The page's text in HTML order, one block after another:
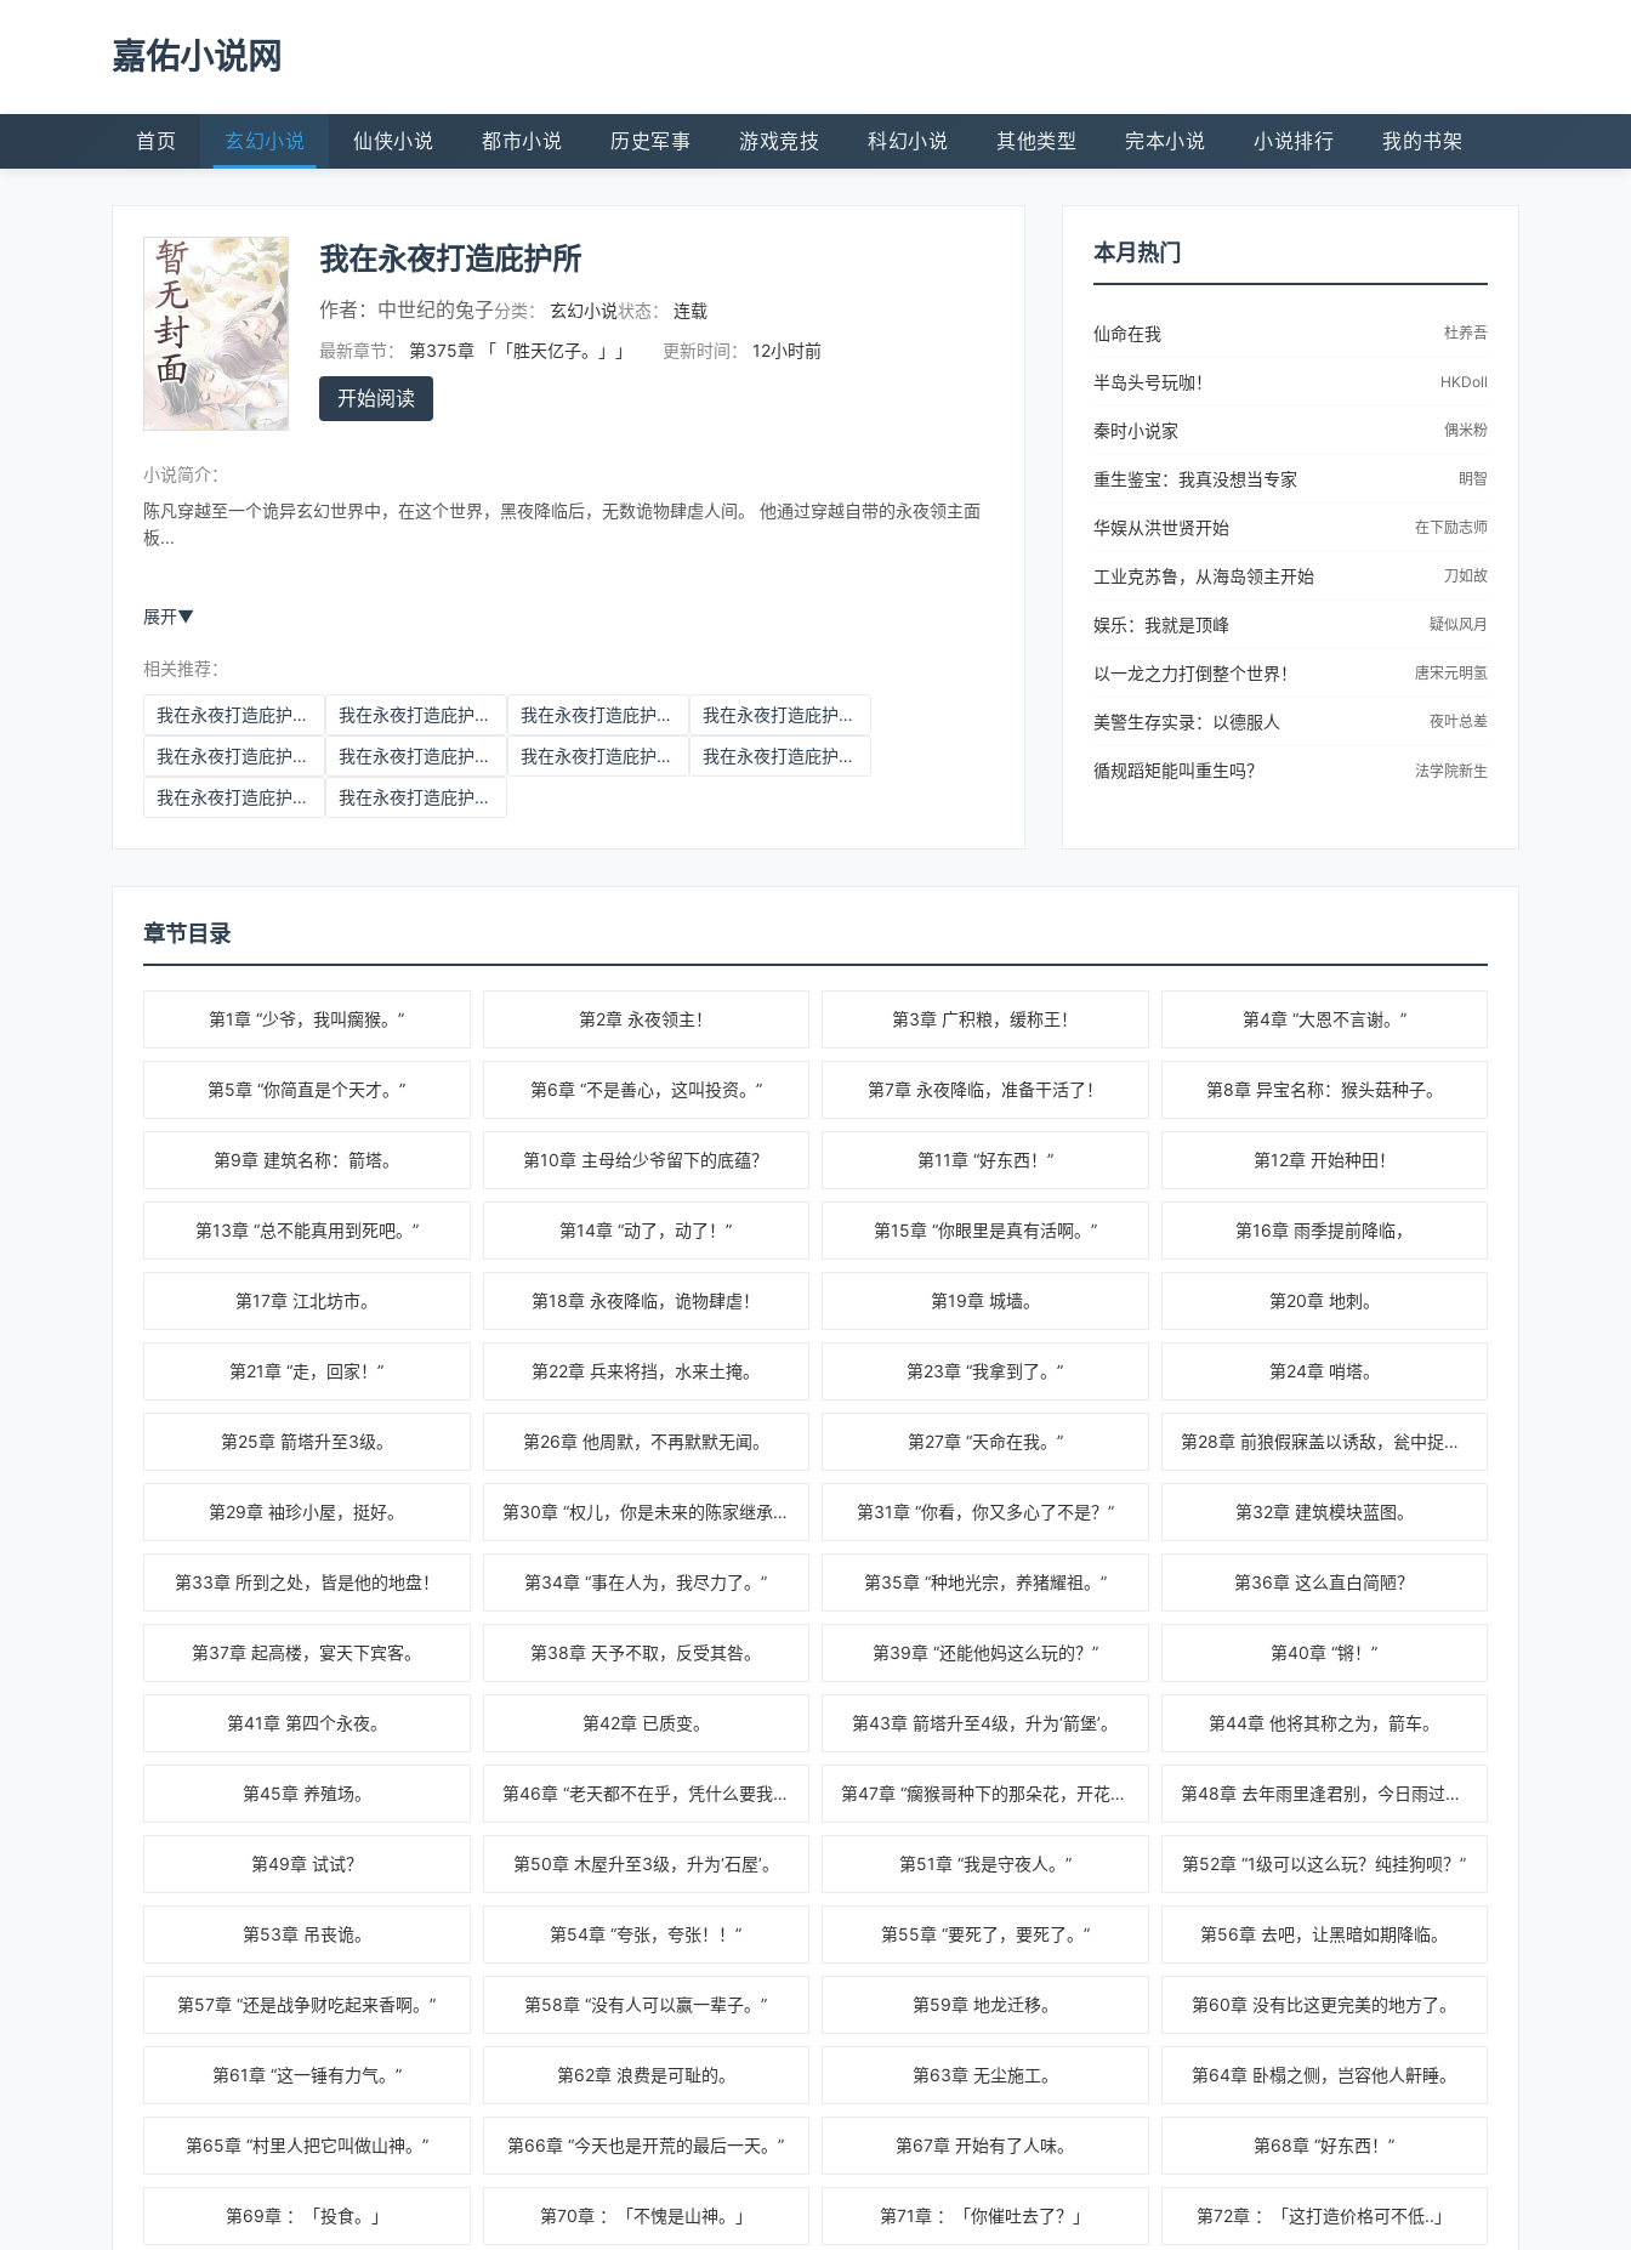
嘉佑小说网
首页 玄幻小说 仙侠小说 都市小说 历史军事 游戏竞技 科幻小说 其他类型 完本小说 小说排行 我的书架
我在永夜打造庇护所
作者： 中世纪的兔子分类： 玄幻小说状态：
连载
最新章节：
第375章 「「胜天亿子。」」 更新时间： 12小时前
开始阅读
小说简介：
陈凡穿越至一个诡异玄幻世界中，在这个世界，黑夜降临后，无数诡物肆虐人间。 他通过穿越自带的永夜领主面
板...
展开▼
相关推荐：
我在永夜打造庇护所下载 我在永夜打造庇护所百度网盘 我在永夜打造庇护所免费小说
我在永夜打造庇护所TXT免费全本下载
我在永夜打造庇护所txt百度云
我在永夜打造庇护所免费阅读在线阅读 我在永夜打造庇护所百度百科
我在永夜打造庇护所在线阅读免费完整版
我在永夜打造庇护所笔趣阁
我在永夜打造庇护所小说免费阅读
本月热门
仙命在我 杜养吾
半岛头号玩咖！ HKDoll
秦时小说家 偶米粉
重生鉴宝：我真没想当专家 眀智
华娱从洪世贤开始 在下励志师
工业克苏鲁，从海岛领主开始 刀如故
娱乐：我就是顶峰 疑似风月
以一龙之力打倒整个世界！ 唐宋元明氢
美警生存实录：以德服人 夜叶总差
循规蹈矩能叫重生吗？ 法学院新生
章节目录
第1章 “少爷，我叫瘸猴。” 第2章 永夜领主！ 第3章 广积粮，缓称王！ 第4章 “大恩不言谢。”
第5章 “你简直是个天才。” 第6章 “不是善心，这叫投资。” 第7章 永夜降临，准备干活了！ 第8章 异宝名称：猴头菇种子。
第9章 建筑名称：箭塔。 第10章 主母给少爷留下的底蕴？ 第11章 “好东西！” 第12章 开始种田！
第13章 “总不能真用到死吧。” 第14章 “动了，动了！” 第15章 “你眼里是真有活啊。” 第16章 雨季提前降临，
第17章 江北坊市。 第18章 永夜降临，诡物肆虐！ 第19章 城墙。 第20章 地刺。
第21章 “走，回家！” 第22章 兵来将挡，水来土掩。 第23章 “我拿到了。” 第24章 哨塔。
第25章 箭塔升至3级。 第26章 他周默，不再默默无闻。 第27章 “天命在我。” 第28章 前狼假寐盖以诱敌，瓮中捉鳖！
第29章 袖珍小屋，挺好。 第30章 “权儿，你是未来的陈家继承人。” 第31章 “你看，你又多心了不是？” 第32章 建筑模块蓝图。
第33章 所到之处，皆是他的地盘！ 第34章 “事在人为，我尽力了。” 第35章 “种地光宗，养猪耀祖。” 第36章 这么直白简陋？
第37章 起高楼，宴天下宾客。 第38章 天予不取，反受其咎。 第39章 “还能他妈这么玩的？” 第40章 “锵！”
第41章 第四个永夜。 第42章 已质变。 第43章 箭塔升至4级，升为‘箭堡’。 第44章 他将其称之为，箭车。
第45章 养殖场。 第46章 “老天都不在乎，凭什么要我在乎。” 第47章 “瘸猴哥种下的那朵花，开花了！” 第48章 去年雨里逢君别，今日雨过已一年。
第49章 试试？ 第50章 木屋升至3级，升为‘石屋’。 第51章 “我是守夜人。” 第52章 “1级可以这么玩？纯挂狗呗？”
第53章 吊丧诡。 第54章 “夸张，夸张！！” 第55章 “要死了，要死了。” 第56章 去吧，让黑暗如期降临。
第57章 “还是战争财吃起来香啊。” 第58章 “没有人可以赢一辈子。” 第59章 地龙迁移。 第60章 没有比这更完美的地方了。
第61章 “这一锤有力气。” 第62章 浪费是可耻的。 第63章 无尘施工。 第64章 卧榻之侧，岂容他人鼾睡。
第65章 “村里人把它叫做山神。” 第66章 “今天也是开荒的最后一天。” 第67章 开始有了人味。 第68章 “好东西！”
第69章 ：「投食。」 第70章 ：「不愧是山神。」 第71章 ：「你催吐去了？」 第72章 ：「这打造价格可不低..」